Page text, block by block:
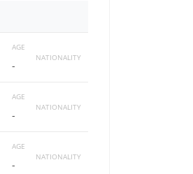
AGE
-
NATIONALITY
AGE
-
NATIONALITY
AGE
-
NATIONALITY